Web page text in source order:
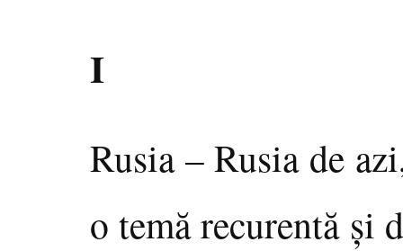
I
Rusia – Rusia de
o temă recurentă şi